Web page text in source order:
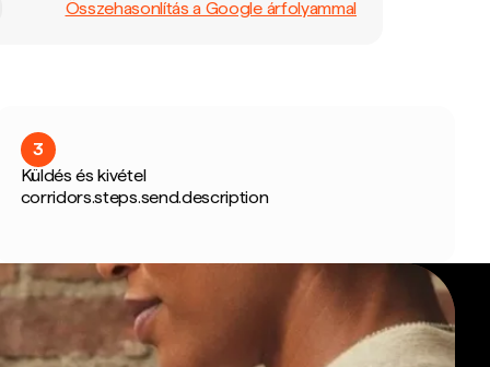
Összehasonlítás a Google árfolyammal
3
Küldés és kivétel
corridors.steps.send.description